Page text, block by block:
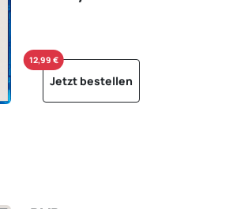
Jetzt bestellen
12,99 €